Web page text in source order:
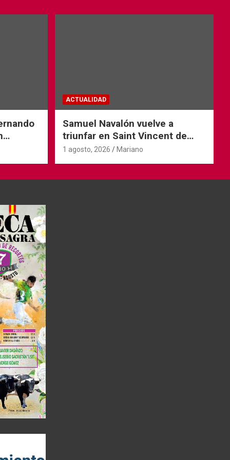
ACTUALIDAD
Samuel Navalón vuelve a
triunfar en Saint Vincent de
Tyrosse
1 agosto, 2026 Mariano